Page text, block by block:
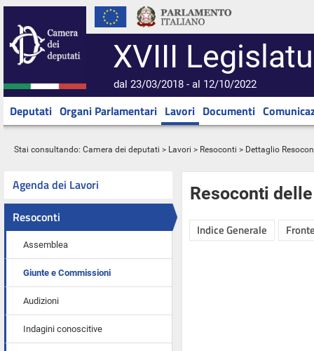
XVIII
dal 23/03/2018 - al 12/10/2022
Deputati Organi Parlamentari Lavori Documenti
Stai consultando: Camera dei deputati > Lavori > Resoconti > Dettaglio
Agenda dei Lavori
Resoconti
Assemblea
Giunte e Commissioni
Audizioni
Indagini conoscitive
Resoconti
Indice Generale